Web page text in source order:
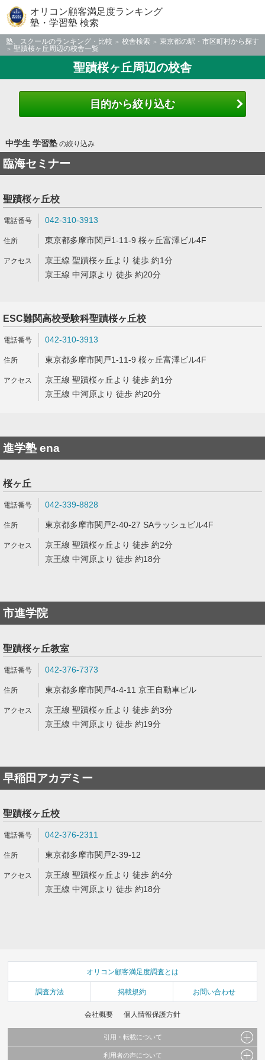
オリコン顧客満足度ランキング
塾・学習塾 検索
塾、スクールのランキング・比較 校舎検索
東京都の駅・市区町村から探す
聖蹟桜ヶ丘周辺の校舎一覧
聖蹟桜ヶ丘周辺の校舎
目的から絞り込む
中学生 学習塾の絞り込み
臨海セミナー
聖蹟桜ヶ丘校
042-310-3913
東京都多摩市関戸1-11-9 桜ヶ丘富澤ビル4F
京王線 聖蹟桜ヶ丘より 徒歩 約1分
京王線 中河原より 徒歩 約20分
ESC難関高校受験科聖蹟桜ヶ丘校
042-310-3913
東京都多摩市関戸1-11-9 桜ヶ丘富澤ビル4F
京王線 聖蹟桜ヶ丘より 徒歩 約1分
京王線 中河原より 徒歩 約20分
進学塾 ena
桜ヶ丘
042-339-8828
東京都多摩市関戸2-40-27 SAラッシュビル4F
京王線 聖蹟桜ヶ丘より 徒歩 約2分
京王線 中河原より 徒歩 約18分
市進学院
聖蹟桜ヶ丘教室
042-376-7373
東京都多摩市関戸4-4-11 京王自動車ビル
京王線 聖蹟桜ヶ丘より 徒歩 約3分
京王線 中河原より 徒歩 約19分
早稲田アカデミー
聖蹟桜ヶ丘校
042-376-2311
東京都多摩市関戸2-39-12
京王線 聖蹟桜ヶ丘より 徒歩 約4分
京王線 中河原より 徒歩 約18分
オリコン顧客満足度調査とは
調査方法 掲載規約 お問い合わせ
会社概要 個人情報保護方針
引用・転載について
当サイトで公開されている情報（文字、写真、イラスト、画像データ等）及びこれらの配
利用者の声について